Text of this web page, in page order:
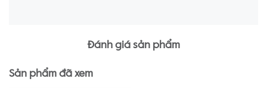
Đánh giá sản phẩm
Sản phẩm đã xem